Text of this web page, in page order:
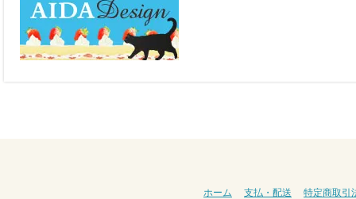
ホーム 支払・配送 特定商取引